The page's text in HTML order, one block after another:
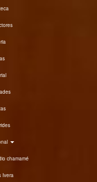
chamamé
Ivera